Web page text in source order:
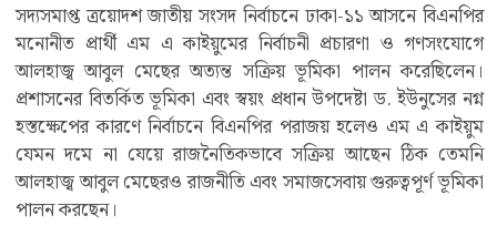
সদ্যসমাপ্ত ত্রয়োদশ জাতীয় সংসদ নির্বাচনে ঢাকা-১১ আসনে বিএনপির
মনোনীত প্রার্থী এম এ কাইয়ুমের নির্বাচনী প্রচারণা ও গণসংযোগে
আলহাজ্ব আবুল মেছের অত্যন্ত সক্রিয় ভূমিকা পালন করেছিলেন।
প্রশাসনের বিতর্কিত ভূমিকা এবং স্বয়ং প্রধান উপদেষ্টা ড. ইউনুসের নগ্ন
হস্তক্ষেপের কারণে নির্বাচনে বিএনপির পরাজয় হলেও এম এ কাইয়ুম
যেমন দমে না যেয়ে রাজনৈতিকভাবে সক্রিয় আছেন ঠিক তেমনি
আলহাজ্ব আবুল মেছেরও রাজনীতি এবং সমাজসেবায় গুরুত্বপূর্ণ ভূমিকা
পালন করছেন।